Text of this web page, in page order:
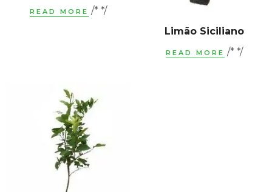
READ MORE /* */
Limão Siciliano
READ MORE /* */